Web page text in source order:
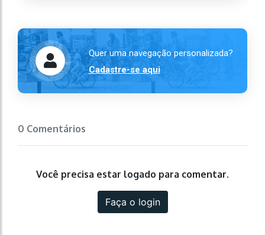
Quer uma navegação personalizada?
Cadastre-se aqui
0 Comentários
Você precisa estar logado para comentar.
Faça o login